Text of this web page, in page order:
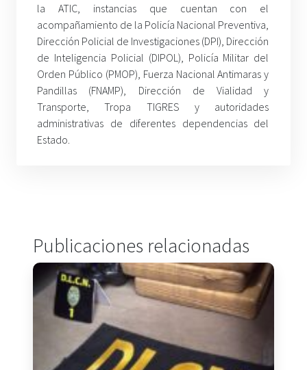
la ATIC, instancias que cuentan con el
acompañamiento de la Policía Nacional Preventiva,
Dirección Policial de Investigaciones (DPI), Dirección
de Inteligencia Policial (DIPOL), Policía Militar del
Orden Público (PMOP), Fuerza Nacional Antimaras y
Pandillas (FNAMP), Dirección de Vialidad y
Transporte, Tropa TIGRES y autoridades
administrativas de diferentes dependencias del
Estado.
Publicaciones relacionadas